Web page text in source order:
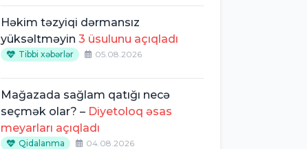
Həkim təzyiqi dərmansız
yüksəltməyin3 üsulunu açıqladı
Tibbi xəbərlər 05.08.2026
Mağazada sağlam qatığı necə
seçmək olar? – Diyetoloq əsas
meyarları açıqladı
Qidalanma 04.08.2026